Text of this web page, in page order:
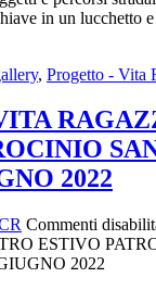
in un lucchetto
, Progetto - Vita
2022
Commenti
ESTIVO
2022